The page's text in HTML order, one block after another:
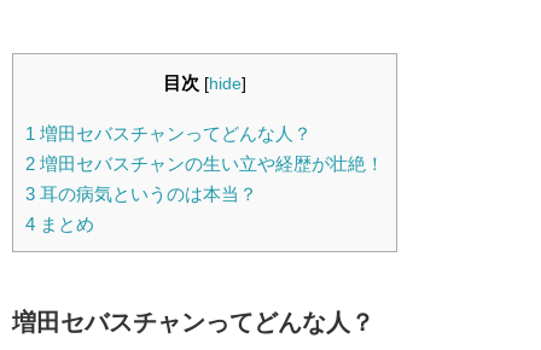
目次 [hide]
1 増田セバスチャンってどんな人？
2 増田セバスチャンの生い立や経歴が壮絶！
3 耳の病気というのは本当？
4 まとめ
増田セバスチャンってどんな人？